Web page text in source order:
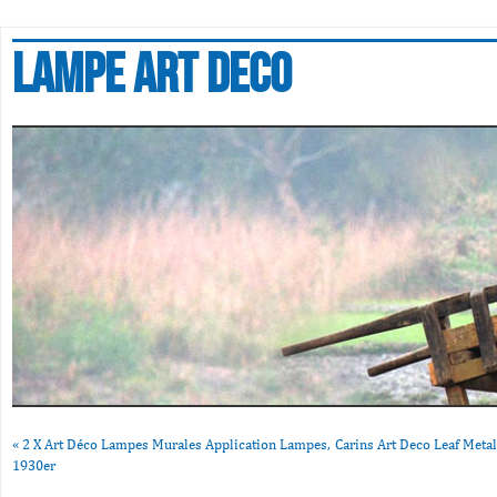
Lampe art deco
« 2 X Art Déco Lampes Murales Application Lampes,
1930er
Carins Art Deco Leaf